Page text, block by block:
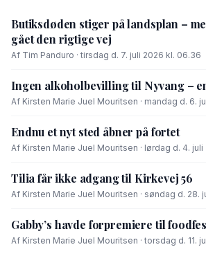
Butiksdøden stiger på landsplan –
gået den rigtige vej
Af Tim Panduro · tirsdag d. 7. juli 2026 kl. 06.36
Ingen alkoholbevilling til Nyvang –
Af Kirsten Marie Juel Mouritsen · mandag d. 6.
Endnu et nyt sted åbner på fortet
Af Kirsten Marie Juel Mouritsen · lørdag d. 4. juli
Tilia får ikke adgang til Kirkevej 56
Af Kirsten Marie Juel Mouritsen · søndag d. 28.
Gabby’s havde forpremiere til
Af Kirsten Marie Juel Mouritsen · torsdag d. 11.